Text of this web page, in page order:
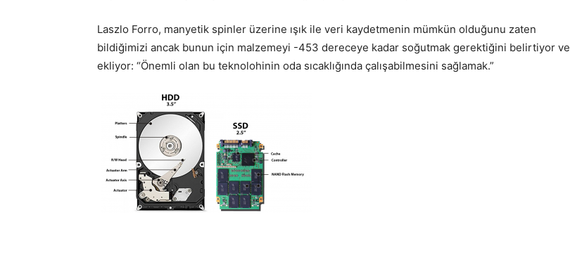
Laszlo Forro, manyetik spinler üzerine ışık ile veri kaydetmenin mümkün olduğunu zaten
bildiğimizi ancak bunun için malzemeyi -453 dereceye kadar soğutmak gerektiğini belirtiyor ve
ekliyor: “Önemli olan bu teknolohinin oda sıcaklığında çalışabilmesini sağlamak.”